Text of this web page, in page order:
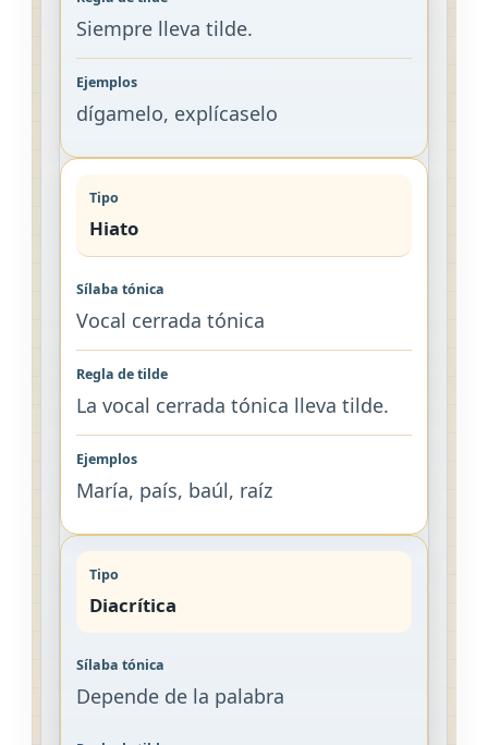
Siempre lleva tilde.
dígamelo, explícaselo
Hiato
Vocal cerrada tónica
La vocal cerrada tónica lleva tilde.
María, país, baúl, raíz
Diacrítica
Depende de la palabra